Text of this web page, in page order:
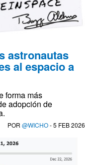
astronautas
al espacio a
forma más
adopción de
POR @WICHO- 5 FEB 2026